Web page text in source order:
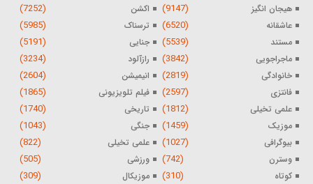
هیجان انگیز (9147) اکشن (7252)
عاشقانه (6520) ترسناک (5985)
مستند (5539) جنایی (5191)
ماجراجویی (3842) رازآلود (3234)
خانوادگی (2819) انیمیشن (2604)
فانتزی (2597) فیلم تلویزیونی (1865)
علمی تخیلی (1812) تاریخی (1740)
موزیک (1459) جنگی (1043)
بیوگرافی (1027) علمی تخیلی (822)
وسترن (742) ورزشی (505)
کوتاه (310) موزیکال (309)